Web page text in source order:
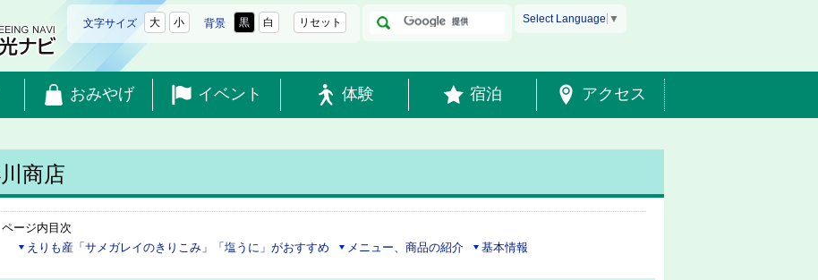
文字サイズ 大 小 背景 黒 白 リセット Select Language ▼
おみやげ イベント 体験 宿泊 アクセス
商店
ページ内目次
えりも産「サメガレイのきりこみ」「塩うに」がおすすめ
メニュー、商品の紹介 基本情報